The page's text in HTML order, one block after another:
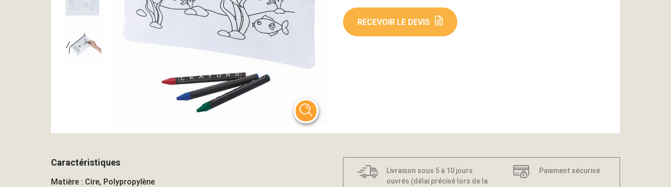
RECEVOIR LE DEVIS
Caractéristiques
Matière : Cire, Polypropylène
Livraison sous 5 à 10 jours
ouvrés (délai précisé lors de la
Paiement sécurisé